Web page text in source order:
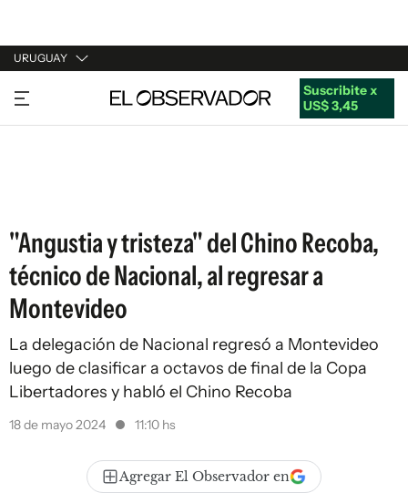
URUGUAY
URUGUAY
ARGENTINA
Suscribite x
US$ 3,45
"Angustia y tristeza" del Chino Recoba,
técnico de Nacional, al regresar a
Montevideo
La delegación de Nacional regresó a Montevideo
luego de clasificar a octavos de final de la Copa
Libertadores y habló el Chino Recoba
18 de mayo 2024 11:10 hs
Agregar El Observador en